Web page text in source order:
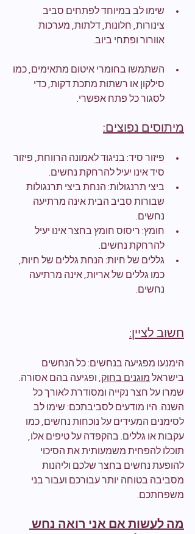
שימו לב במיוחד לפתחים סביב
צינורות, חלונות, דלתות, מערכות
אוורור ופתחי ביוב.
השתמשו בחומרי איטום מתאימים, כמו
סילקון או רשתות מתכת דקות, כדי
לסגור כל פתח אפשרי.
מיתוסים נפוצים:
פיזור סיד: בניגוד לאמונה הרווחת, פיזור
סיד אינו יעיל להרחקת נחשים.
ביצי תרנגולות: הנחת ביצי תרנגולות
שבורות סביב הבית אינה מרתיעה
נחשים.
חומץ: ריסוס חומץ בחצר אינו יעיל
להרחקת נחשים.
גללים של חיות: הנחת גללים של חיות,
כמו גללים של אריות, אינה מרתיעה
נחשים.
חשוב לציין:
הימנעו מפגיעה בנחשים: כל הנחשים
בישראל מוגנים בחוק, ופגיעה בהם אסורה.
שמרו על חצר נקייה ומסודרת לאורך כל
השנה. היו מודעים לסביבתכם: שימו לב
לסימנים המעידים על נוכחות נחשים, כמו
עקבות או גללים. בהקפדה על טיפים אלו,
תוכלו להפחית משמעותית את הסיכוי
להופעת נחשים בחצר שלכם וליהנות
מסביבה בטוחה יותר עבורכם ועבור בני
משפחתכם.
מה לעשות אם אני רואה נחש